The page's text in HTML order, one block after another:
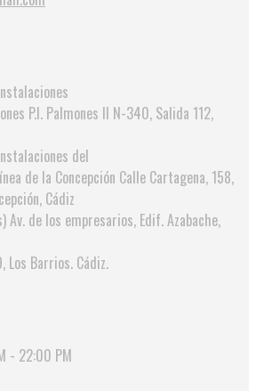
P.I. Palmones II N-340, Salida 112,
del
de la Concepción Calle Cartagena, 158,
Cádiz
Av. de los empresarios, Edif. Azabache,
Los Barrios. Cádiz.
- 22:00 PM